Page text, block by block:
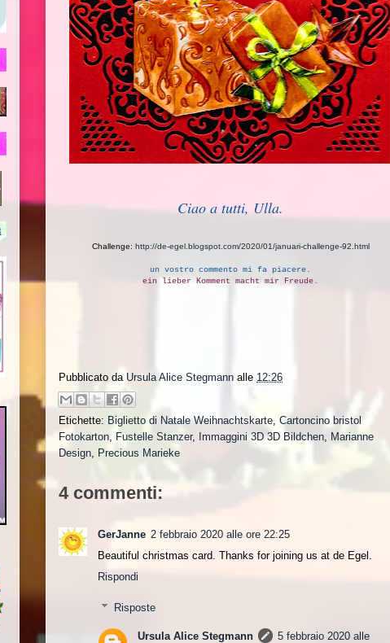
Ciao a tutti, Ulla.
Challenge: http://de-egel.blogspot.com/2020/01/januari-challenge-92.html
un vostro commento mi fa piacere.
ein lieber Komment macht mir Freude.
Pubblicato da Ursula Alice Stegmann alle 12:26
Etichette: Biglietto di Natale Weihnachtskarte Cartoncino bristol
Fotokarton Fustelle Stanzer, Immaggini 3D 3D Bildchen Marianne
Design Precious Marieke
4 commenti:
GerJanne 2 febbraio 2020 alle ore 22:25
Beautiful christmas card. Thanks for joining us at de Egel.
Rispondi
Risposte
Ursula Alice Stegmann
5 febbraio 2020 alle